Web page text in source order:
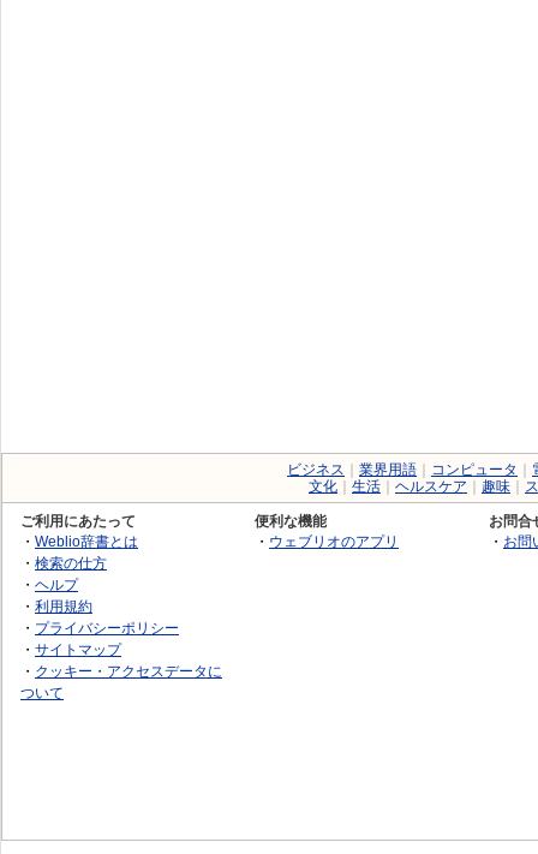
ビジネス 業界用語 コンピュータ
文化
生活 ヘルスケア 趣味
ご利用にあたって
・ Weblio辞書とは
・ 検索の仕方
・ ヘルプ
・ 利用規約
・ プライバシーポリシー
・ サイトマップ
・ クッキー・アクセスデータに
ついて
便利な機能
・ ウェブリオのアプリ
お問合
・ お問